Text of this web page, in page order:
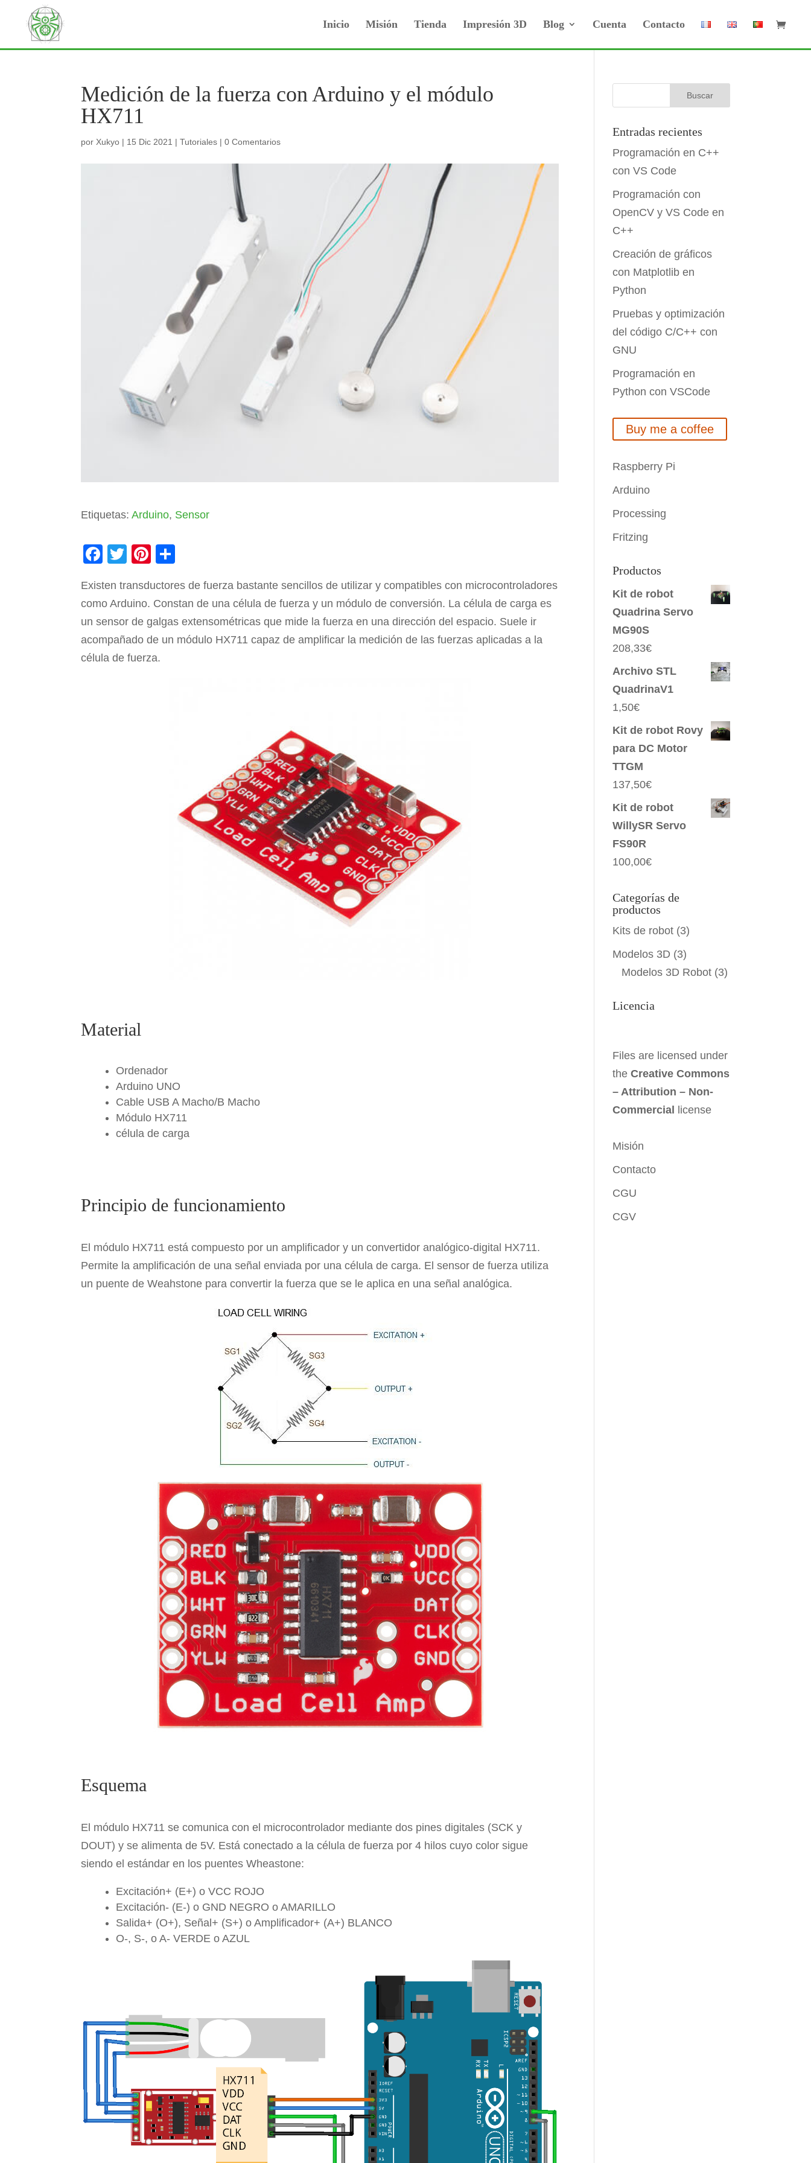
Inicio Misión Tienda Impresión 3D Blog Cuenta Contacto
Medición de la fuerza con Arduino y el módulo
HX711
por Xukyo | 15 Dic 2021 |Tutoriales |0 Comentarios
Etiquetas:Arduino, Sensor
F
c
e
b
o
T
tt
er
Pi
er
e
st
m
p
ar
tir
Existen transductores de fuerza bastante sencillos de utilizar y compatibles con microcontroladores
como Arduino. Constan de una célula de fuerza y un módulo de conversión. La célula de carga es
un sensor de galgas extensométricas que mide la fuerza en una dirección del espacio. Suele ir
acompañado de un módulo HX711 capaz de amplificar la medición de las fuerzas aplicadas a la
célula de fuerza.
Material
Ordenador
Arduino UNO
Cable USB A Macho/B Macho
Módulo HX711
célula de carga
Principio de funcionamiento
El módulo HX711 está compuesto por un amplificador y un convertidor analógico-digital HX711.
Permite la amplificación de una señal enviada por una célula de carga. El sensor de fuerza utiliza
un puente de Weahstone para convertir la fuerza que se le aplica en una señal analógica.
Esquema
El módulo HX711 se comunica con el microcontrolador mediante dos pines digitales (SCK y
DOUT) y se alimenta de 5V. Está conectado a la célula de fuerza por 4 hilos cuyo color sigue
siendo el estándar en los puentes Wheastone:
Excitación+ (E+) o VCC ROJO
Excitación- (E-) o GND NEGRO o AMARILLO
Salida+ (O+), Señal+ (S+) o Amplificador+ (A+) BLANCO
O-, S-, o A- VERDE o AZUL
Entradas recientes
Programación en C++
con VS Code
Programación con
OpenCV y VS Code en
C++
Creación de gráficos
con Matplotlib en
Python
Pruebas y optimización
del código C/C++ con
GNU
Programación en
Python con VSCode
Buy me a coffee
Raspberry Pi
Arduino
Processing
Fritzing
Productos
Kit de robot
Quadrina Servo
MG90S
208,33€
Archivo STL
QuadrinaV1
1,50€
Kit de robot Rovy
para DC Motor
TTGM
137,50€
Kit de robot
WillySR Servo
FS90R
100,00€
Categorías de
productos
Kits de robot (3)
Modelos 3D (3)
Modelos 3D Robot (3)
Licencia
Files are licensed under
theCreative Commons
– Attribution – Non-
Commercial
license
Misión
Contacto
CGU
CGV